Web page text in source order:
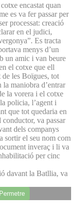
encastat quan
es va fer passar per
processat: creació
en el judici,
Es tracta
menys d’un
un amic i van beure
el cotxe que ell
de les Boïgues, tot
maniobra d’entrar
la vorera i el cotxe
policia, l’agent i
que tot quedaria en
va passar
dels companys
sortir el seu nom com
inveraç i li va
per cinc
davant la Batllia, va
Permetre